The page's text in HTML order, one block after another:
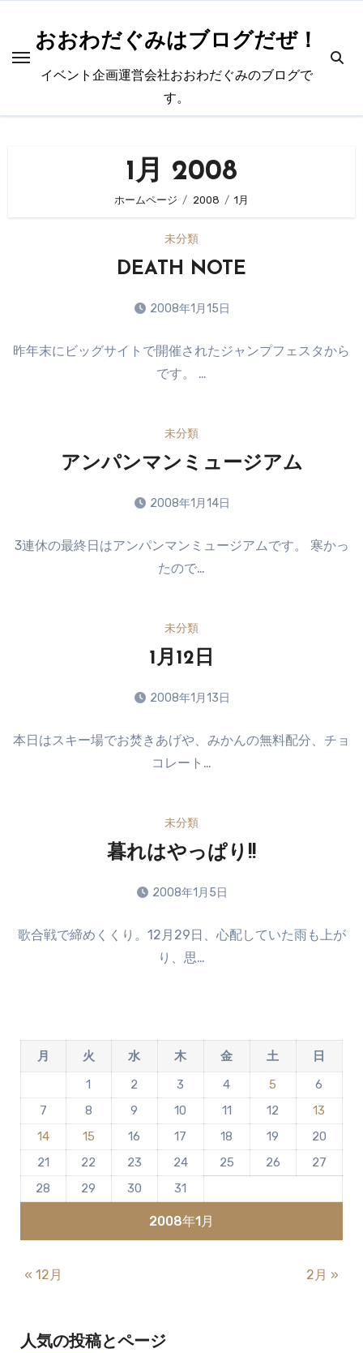
おおわだぐみはブログだぜ！
イベント企画運営会社おおわだぐみのブログで
す。
1月 2008
ホームページ 2008 1月
未分類
DEATH NOTE
2008年1月15日
メ
ン
ま
だ
ま
ん
昨年末にビッグサイトで開催されたジャンプフェスタから
です。 …
未分類
アンパンマンミュージアム
2008年1月14日
メ
ン
ま
だ
ま
ん
3連休の最終日はアンパンマンミュージアムです。 寒かっ
たので…
未分類
1月12日
2008年1月13日
メ
ン
ま
だ
ま
ん
本日はスキー場でお焚きあげや、みかんの無料配分、チョ
コレート…
未分類
暮れはやっぱり!!
2008年1月5日
メ
ン
だ
あ
り
せ
ん
歌合戦で締めくくり。12月29日、心配していた雨も上が
り、思…
2008年1月
月 火 水 木 金 土
日
1
2 3 4 5
6
7
8 9 10 11 12
13
14
15 16 17 18 19
20
21
22 23 24 25 26
27
28
29 30 31
« 12月 2月 »
人気の投稿とページ